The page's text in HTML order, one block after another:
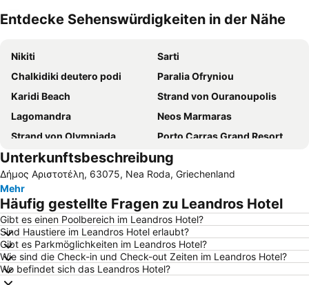
Entdecke Sehenswürdigkeiten in der Nähe
Nikiti
Sarti
Chalkidiki deutero podi
Paralia Ofryniou
Karidi Beach
Strand von Ouranoupolis
Lagomandra
Neos Marmaras
Strand von Olympiada
Porto Carras Grand Resort Golf Club
Agios Ioannis
Toroni
Porto Koufo
Asprovalta
Ouranoupoli 3
Psakoudia
Gerakini
Strand Alikes Ammouliani
Elia 2
Paradisos
Karagatsia
Kalogria Beach
Kloster Zografou
Livrochio
Unterkunftsbeschreibung
Δήμος Αριστοτέλη, 63075, Nea Roda, Griechenland
Mehr
Häufig gestellte Fragen zu Leandros Hotel
Gibt es einen Poolbereich im Leandros Hotel?
Sind Haustiere im Leandros Hotel erlaubt?
Gibt es Parkmöglichkeiten im Leandros Hotel?
Wie sind die Check-in und Check-out Zeiten im Leandros Hotel?
Wo befindet sich das Leandros Hotel?